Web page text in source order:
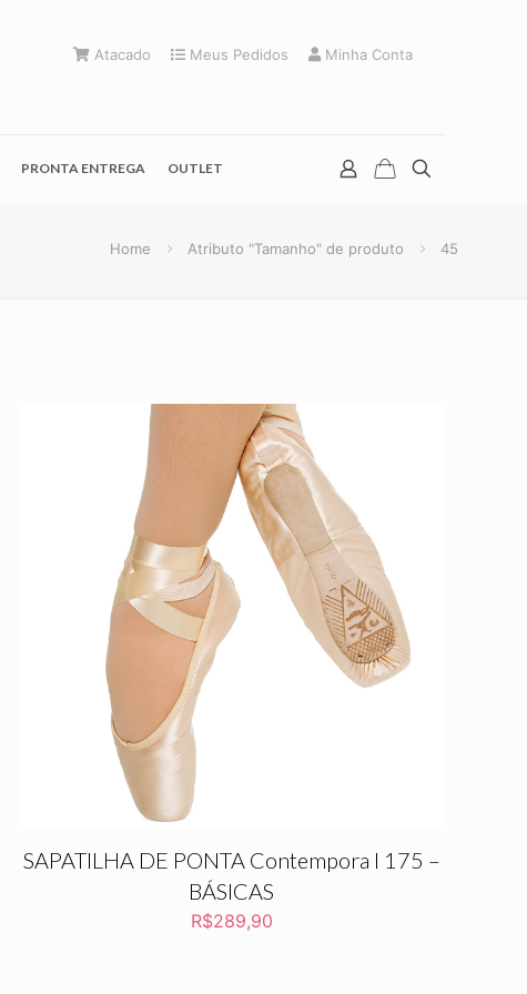
PRONTA ENTREGA OUTLET
Atacado Meus Pedidos Minha Conta
Home Atributo "Tamanho" de produto 45
SAPATILHA DE PONTA Contempora l 175 –
BÁSICAS
R$289,90